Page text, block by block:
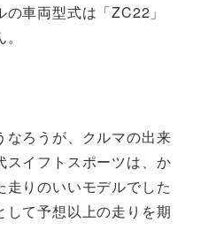
車両型式は「ZC22」
なろうが、クルマの出来
スイフトスポーツは、か
りのいいモデルでした
て予想以上の走りを期